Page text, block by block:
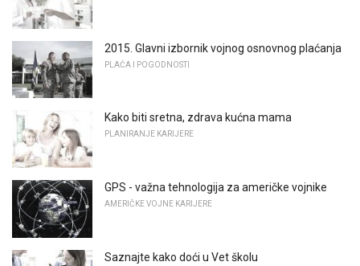
2015. Glavni izbornik vojnog osnovnog plaćanja
PLAĆA I POGODNOSTI
Kako biti sretna, zdrava kućna mama
PLANIRANJE KARIJERE
GPS - važna tehnologija za američke vojnike
AMERIČKE VOJNE KARIJERE
Saznajte kako doći u Vet školu